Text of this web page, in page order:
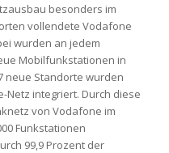
besonders im
vollendete Vodafone
wurden an jedem
Mobilfunkstationen in
neue Standorte wurden
Netz integriert. Durch diese
von Vodafone im
Funkstationen
99,9 Prozent der